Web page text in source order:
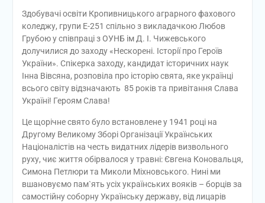
Здобувачі освіти Кропивницького аграрного фахового
коледжу, групи Е-251 спільно з викладачкою Любов
Грубою у співпраці з ОУНБ ім Д. І. Чижевського
долучилися до заходу «Нескорені. Історії про Героїв
України». Спікерка заходу, кандидат історичних наук
Інна Вівсяна, розповіла про історію свята, яке українці
всього світу відзначають 85 років та привітання Слава
Україні! Героям Слава!
Це щорічне свято було встановлене у 1941 році на
Другому Великому Зборі Організації Українських
Націоналістів на честь видатних лідерів визвольного
руху, чиє життя обірвалося у травні: Євгена Коновальця,
Симона Петлюри та Миколи Міхновського. Нині ми
вшановуємо пам`ять усіх українських вояків – борців за
самостійну соборну Українську державу, від лицарів